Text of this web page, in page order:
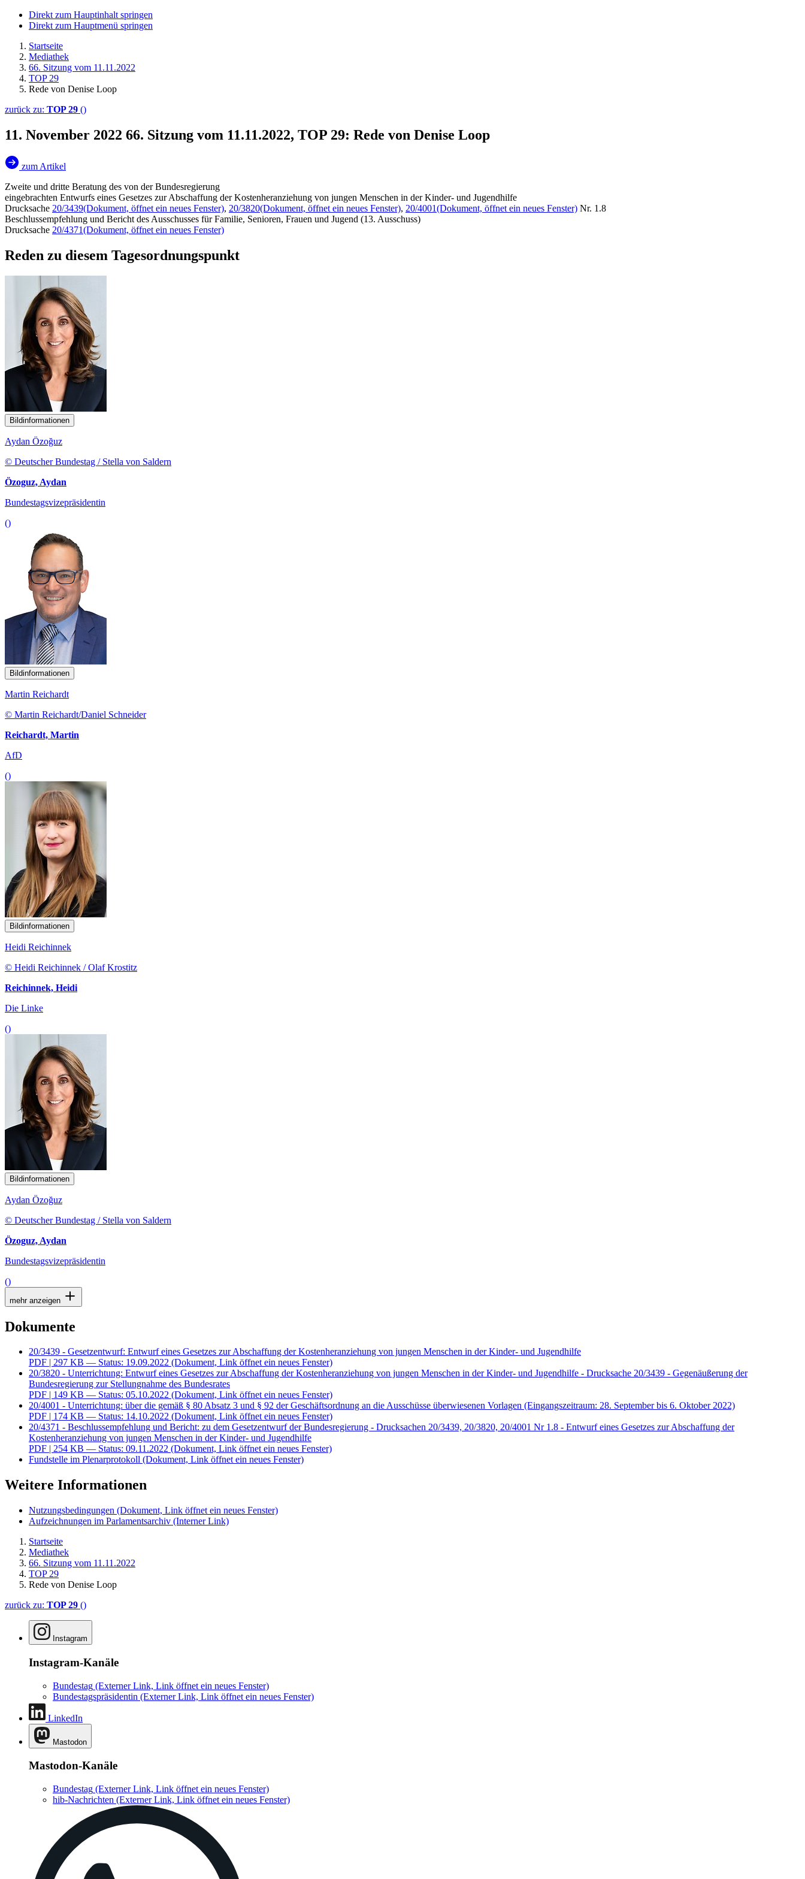
Direkt zum Hauptinhalt springen
Direkt zum Hauptmenü springen
Startseite
Mediathek
66. Sitzung vom 11.11.2022
TOP 29
Rede von Denise Loop
zurück zu: TOP 29 ()
11. November 2022 66. Sitzung vom 11.11.2022, TOP 29: Rede von Denise Loop
zum Artikel
Zweite und dritte Beratung des von der Bundesregierung
eingebrachten Entwurfs eines Gesetzes zur Abschaffung der Kostenheranziehung von jungen Menschen in der Kinder- und Jugendhilfe
Drucksache 20/3439(Dokument, öffnet ein neues Fenster), 20/3820(Dokument, öffnet ein neues Fenster), 20/4001(Dokument, öffnet ein neues Fenster) Nr. 1.8
Beschlussempfehlung und Bericht des Ausschusses für Familie, Senioren, Frauen und Jugend (13. Ausschuss)
Drucksache 20/4371(Dokument, öffnet ein neues Fenster)
Reden zu diesem Tagesordnungspunkt
Bildinformationen
Aydan Özoğuz
© Deutscher Bundestag / Stella von Saldern
Özoguz, Aydan
Bundestagsvizepräsidentin
()
Bildinformationen
Martin Reichardt
© Martin Reichardt/Daniel Schneider
Reichardt, Martin
AfD
()
Bildinformationen
Heidi Reichinnek
© Heidi Reichinnek / Olaf Krostitz
Reichinnek, Heidi
Die Linke
()
Bildinformationen
Aydan Özoğuz
© Deutscher Bundestag / Stella von Saldern
Özoguz, Aydan
Bundestagsvizepräsidentin
()
mehr anzeigen
Dokumente
20/3439 - Gesetzentwurf: Entwurf eines Gesetzes zur Abschaffung der Kostenheranziehung von jungen Menschen in der Kinder- und Jugendhilfe
PDF | 297 KB — Status: 19.09.2022 (Dokument, Link öffnet ein neues Fenster)
20/3820 - Unterrichtung: Entwurf eines Gesetzes zur Abschaffung der Kostenheranziehung von jungen Menschen in der Kinder- und Jugendhilfe - Drucksache 20/3439 - Gegenäußerung der
Bundesregierung zur Stellungnahme des Bundesrates
PDF | 149 KB — Status: 05.10.2022 (Dokument, Link öffnet ein neues Fenster)
20/4001 - Unterrichtung: über die gemäß § 80 Absatz 3 und § 92 der Geschäftsordnung an die Ausschüsse überwiesenen Vorlagen (Eingangszeitraum: 28. September bis 6. Oktober 2022)
PDF | 174 KB — Status: 14.10.2022 (Dokument, Link öffnet ein neues Fenster)
20/4371 - Beschlussempfehlung und Bericht: zu dem Gesetzentwurf der Bundesregierung - Drucksachen 20/3439, 20/3820, 20/4001 Nr 1.8 - Entwurf eines Gesetzes zur Abschaffung der
Kostenheranziehung von jungen Menschen in der Kinder- und Jugendhilfe
PDF | 254 KB — Status: 09.11.2022 (Dokument, Link öffnet ein neues Fenster)
Fundstelle im Plenarprotokoll (Dokument, Link öffnet ein neues Fenster)
Weitere Informationen
Nutzungsbedingungen (Dokument, Link öffnet ein neues Fenster)
Aufzeichnungen im Parlamentsarchiv (Interner Link)
Startseite
Mediathek
66. Sitzung vom 11.11.2022
TOP 29
Rede von Denise Loop
zurück zu: TOP 29 ()
Instagram
Instagram-Kanäle
Bundestag (Externer Link, Link öffnet ein neues Fenster)
Bundestagspräsidentin (Externer Link, Link öffnet ein neues Fenster)
LinkedIn
Mastodon
Mastodon-Kanäle
Bundestag (Externer Link, Link öffnet ein neues Fenster)
hib-Nachrichten (Externer Link, Link öffnet ein neues Fenster)